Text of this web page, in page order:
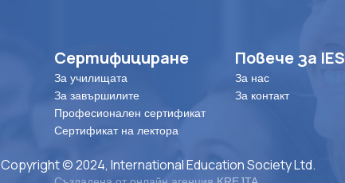
Сертифициране
За училищата
За завършилите
Професионален сертификат
Сертификат на лектора
Повече за IES
За нас
За контакт
Copyright © 2024, International Education Society Ltd.